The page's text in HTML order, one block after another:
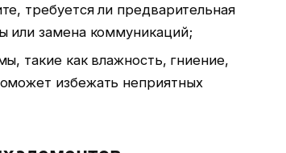
требуется ли предварительная
или замена коммуникаций;
такие как влажность, гниение,
избежать неприятных